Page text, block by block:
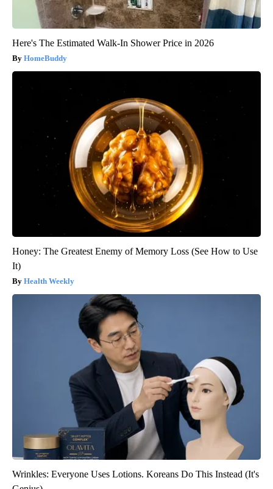
Here's The Estimated Walk-In Shower Price in 2026
HomeBuddy
Honey: The Greatest Enemy of Memory Loss (See How to Use
It)
Health Weekly
Wrinkles: Everyone Uses Lotions. Koreans Do This Instead (It's